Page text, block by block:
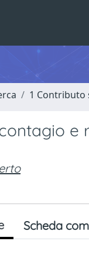
1 Contributo
e
Scheda